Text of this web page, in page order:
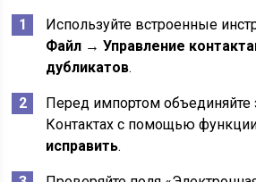
Используйте встроенные
Файл → Управление
дубликатов.
Перед импортом объединяйте
Контактах с помощью
исправить.